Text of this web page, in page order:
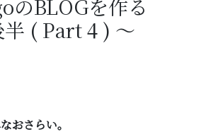
のBLOGを作る
半 ( Part 4 ) 〜
おさらい。